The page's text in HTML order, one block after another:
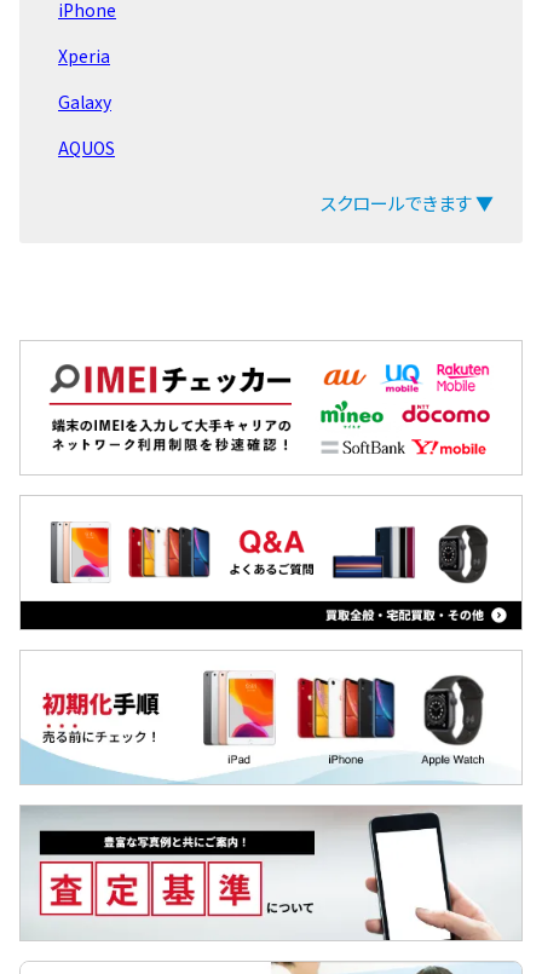
iPad Air 第6世代
iPad Pro 11 第4世代
iPad Pro 12.9 第6世代
iPad 第10世代 2022
iPad 第9世代 2021
EveryPhone
iPad Pro 12.9 第5世代
iPad Pro 11 第3世代
LG VELVET
iPad Air 第4世代
iPad Pro 12.9 第4世代
iPad Pro 11 第2世代
ZTE a1
iPad 第7世代 2019
iPad Air 第3世代
iPad mini 第5世代
iPad Pro 12.9 第3世代
iPhone
Xperia
Galaxy
AQUOS
Xiaomi
MacBook
iPad
Qua tab
dtab
MediaPad
LAVIE Tab
YOGA Tab
Surface
Galaxyタブ
Pixel Tab
スクロールできます ▼